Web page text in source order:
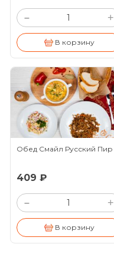
– +
В корзину
Обед Смайл Русский Пир
409 ₽
– +
В корзину